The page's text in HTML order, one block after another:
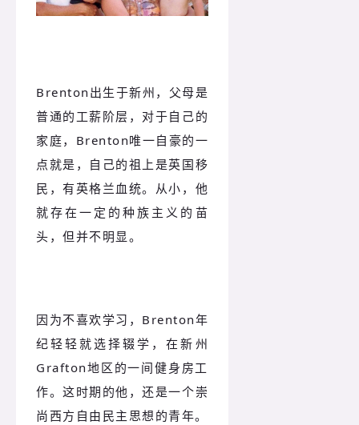
Brenton出生于新州，父母是
普通的工薪阶层，对于自己的
家庭，Brenton唯一自豪的一
点就是，自己的祖上是英国移
民，有英格兰血统。从小，他
就存在一定的种族主义的苗
头，但并不明显。
因为不喜欢学习，Brenton年
纪轻轻就选择辍学，在新州
Grafton地区的一间健身房工
作。这时期的他，还是一个崇
尚西方自由民主思想的青年。